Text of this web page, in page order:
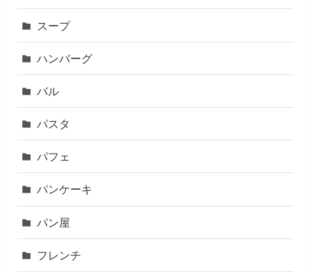
スープ
ハンバーグ
バル
パスタ
パフェ
パンケーキ
パン屋
フレンチ